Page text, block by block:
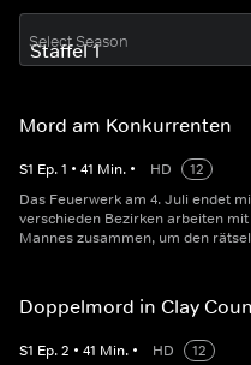
Select Season
Mord am Konkurrenten
S1 Ep.1 • 41 Min. • HD
12
Das Feuerwerk am 4. Juli endet
verschieden Bezirken arbeiten
Mannes zusammen, um den
Doppelmord in Clay
S1 Ep.2 • 41 Min. • HD
12